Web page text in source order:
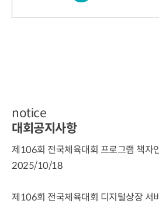
notice
대회공지사항
제106회 전국체육대회 프로그램 책자
2025/10/18
제106회 전국체육대회 디지털상장 서